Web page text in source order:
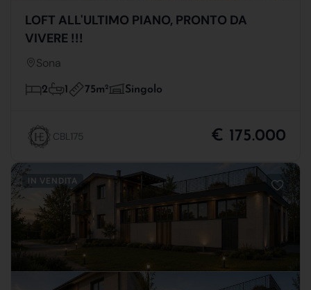
LOFT ALL'ULTIMO PIANO, PRONTO DA
VIVERE !!!
Sona
2 1 75m2 Singolo
CBL175 € 175.000
IN VENDITA